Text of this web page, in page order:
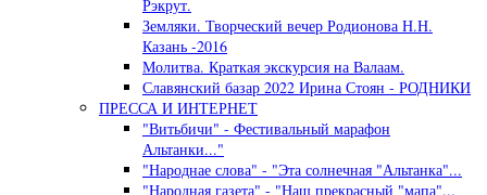
Рэкрут.
Земляки. Творческий вечер Родионова Н.Н.
Казань -2016
Молитва. Краткая экскурсия на Валаам.
Славянский базар 2022 Ирина Стоян - РОДНИКИ
ПРЕССА И ИНТЕРНЕТ
"Витьбичи" - Фестивальный марафон
Альтанки..."
"Народнае слова" - "Эта солнечная "Альтанка"...
"Народная газета" - "Наш прекрасный "мапа"...